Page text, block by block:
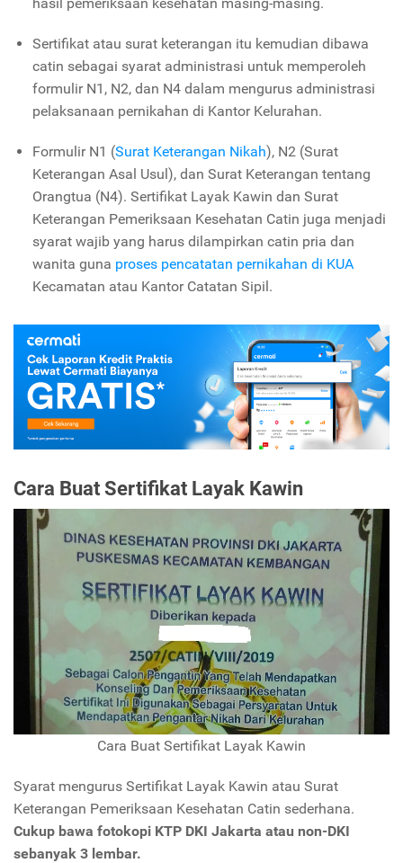
Sertifikat atau surat keterangan itu kemudian dibawa
catin sebagai syarat administrasi untuk memperoleh
formulir N1, N2, dan N4 dalam mengurus administrasi
pelaksanaan pernikahan di Kantor Kelurahan.
Formulir N1 (Surat Keterangan Nikah), N2 (Surat
Keterangan Asal Usul), dan Surat Keterangan tentang
Orangtua (N4). Sertifikat Layak Kawin dan Surat
Keterangan Pemeriksaan Kesehatan Catin juga menjadi
syarat wajib yang harus dilampirkan catin pria dan
wanita guna proses pencatatan pernikahan di KUA
Kecamatan atau Kantor Catatan Sipil.
Cara Buat Sertifikat Layak Kawin
Cara Buat Sertifikat Layak Kawin
Syarat mengurus Sertifikat Layak Kawin atau Surat
Keterangan Pemeriksaan Kesehatan Catin sederhana.
Cukup bawa fotokopi KTP DKI Jakarta atau non-DKI
sebanyak 3 lembar.